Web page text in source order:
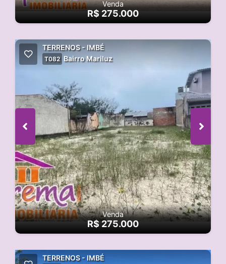
Venda
R$ 275.000
TERRENOS - IMBÉ
T082 Bairro Mariluz
Venda
R$ 275.000
TERRENOS - IMBÉ